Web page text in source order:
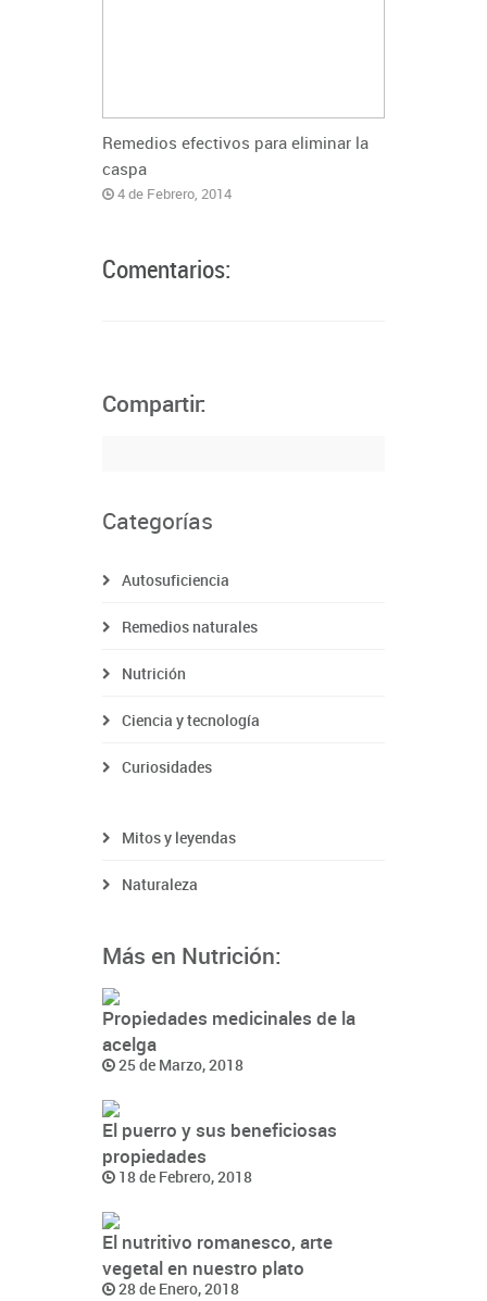
Remedios efectivos para eliminar la
caspa
4 de Febrero, 2014
Comentarios:
Compartir:
Categorías
Autosuficiencia
Remedios naturales
Nutrición
Ciencia y tecnología
Curiosidades
Mitos y leyendas
Naturaleza
Más en Nutrición:
Propiedades medicinales de la
acelga
25 de Marzo, 2018
El puerro y sus beneficiosas
propiedades
18 de Febrero, 2018
El nutritivo romanesco, arte
vegetal en nuestro plato
28 de Enero, 2018